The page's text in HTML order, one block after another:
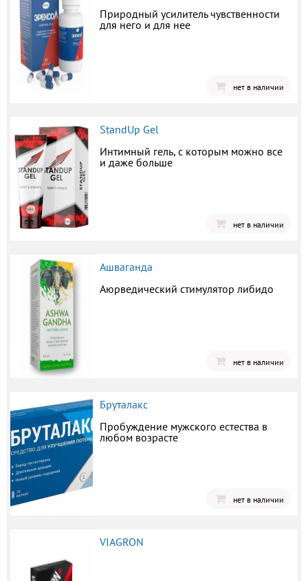
Природный усилитель чувственности
для него и для нее
нет в наличии
StandUp Gel
Интимный гель, с которым можно все
и даже больше
нет в наличии
Ашваганда
Аюрведический стимулятор либидо
нет в наличии
Бруталакс
Пробуждение мужского естества в
любом возрасте
нет в наличии
VIAGRON